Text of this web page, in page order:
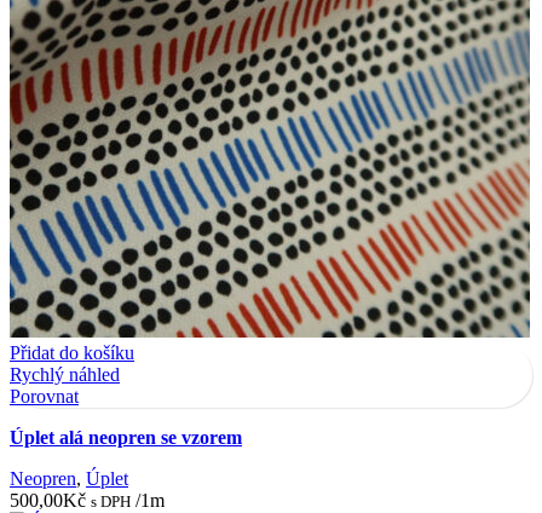
Přidat do košíku
Rychlý náhled
Porovnat
Úplet alá neopren se vzorem
Neopren, Úplet
500,00Kč s DPH /1m